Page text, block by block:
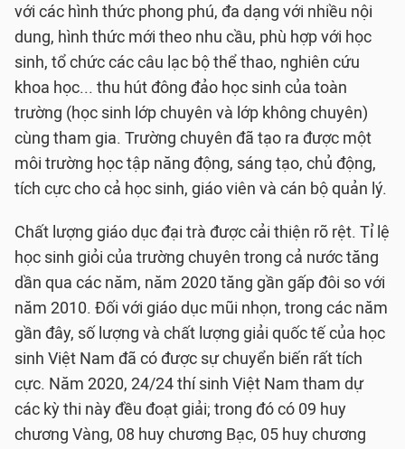
với các hình thức phong phú, đa dạng với nhiều nội
dung, hình thức mới theo nhu cầu, phù hợp với học
sinh, tổ chức các câu lạc bộ thể thao, nghiên cứu
khoa học... thu hút đông đảo học sinh của toàn
trường (học sinh lớp chuyên và lớp không chuyên)
cùng tham gia. Trường chuyên đã tạo ra được một
môi trường học tập năng động, sáng tạo, chủ động,
tích cực cho cả học sinh, giáo viên và cán bộ quản lý.
Chất lượng giáo dục đại trà được cải thiện rõ rệt. Tỉ lệ
học sinh giỏi của trường chuyên trong cả nước tăng
dần qua các năm, năm 2020 tăng gần gấp đôi so với
năm 2010. Đối với giáo dục mũi nhọn, trong các năm
gần đây, số lượng và chất lượng giải quốc tế của học
sinh Việt Nam đã có được sự chuyển biến rất tích
cực. Năm 2020, 24/24 thí sinh Việt Nam tham dự
các kỳ thi này đều đoạt giải; trong đó có 09 huy
chương Vàng, 08 huy chương Bạc, 05 huy chương